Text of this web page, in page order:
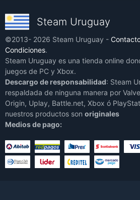
Steam Uruguay
©2013- 2026 Steam Uruguay -
Condiciones.
Steam Uruguay es una tienda online
juegos de PC y Xbox.
Descargo de responsabilidad: Steam
respaldada de ninguna manera por
Origin, Uplay, Battle.net, Xbox ó
nuestros productos son originales
Medios de pago: